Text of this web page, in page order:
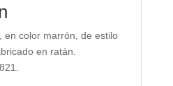
en color marrón, de estilo
en ratán.